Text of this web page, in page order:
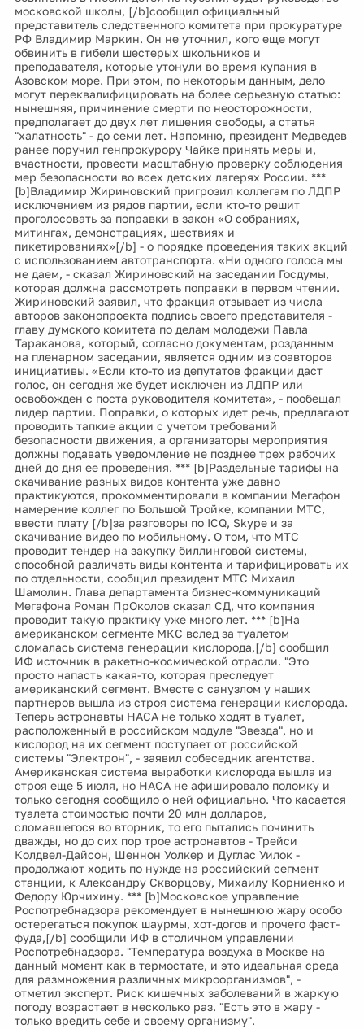
московской школы, [/b]сообщил официальный
представитель следственного комитета при прокуратуре
РФ Владимир Маркин. Он не уточнил, кого еще могут
обвинить в гибели шестерых школьников и
преподавателя, которые утонули во время купания в
Азовском море. При этом, по некоторым данным, дело
могут переквалифицировать на более серьезную статью:
нынешняя, причинение смерти по неосторожности,
предполагает до двух лет лишения свободы, а статья
"халатность" - до семи лет. Напомню, президент Медведев
ранее поручил генпрокурору Чайке принять меры и,
вчастности, провести масштабную проверку соблюдения
мер безопасности во всех детских лагерях России. ***
[b]Владимир Жириновский пригрозил коллегам по ЛДПР
исключением из рядов партии, если кто-то решит
проголосовать за поправки в закон «О собраниях,
митингах, демонстрациях, шествиях и
пикетированиях»[/b] - о порядке проведения таких акций
с использованием автотранспорта. «Ни одного голоса мы
не даем, - сказал Жириновский на заседании Госдумы,
которая должна рассмотреть поправки в первом чтении.
Жириновский заявил, что фракция отзывает из числа
авторов законопроекта подпись своего представителя -
главу думского комитета по делам молодежи Павла
Тараканова, который, согласно документам, розданным
на пленарном заседании, является одним из соавторов
инициативы. «Если кто-то из депутатов фракции даст
голос, он сегодня же будет исключен из ЛДПР или
освобожден с поста руководителя комитета», - пообещал
лидер партии. Поправки, о которых идет речь, предлагают
проводить тапкие акции с учетом требований
безопасности движения, а организаторы мероприятия
должны подавать уведомление не позднее трех рабочих
дней до дня ее проведения. *** [b]Раздельные тарифы на
скачивание разных видов контента уже давно
практикуются, прокомментировали в компании Мегафон
намерение коллег по Большой Тройке, компании МТС,
ввести плату [/b]за разговоры по ICQ, Skype и за
скачивание видео по мобильному. О том, что МТС
проводит тендер на закупку биллинговой системы,
способной различать виды контента и тарифицировать их
по отдельности, сообщил президент МТС Михаил
Шамолин. Глава департамента бизнес-коммуникаций
Мегафона Роман ПрОколов сказал СД, что компания
проводит такую практику уже много лет. *** [b]На
американском сегменте МКС вслед за туалетом
сломалась система генерации кислорода,[/b] сообщил
ИФ источник в ракетно-космической отрасли. "Это
просто напасть какая-то, которая преследует
американский сегмент. Вместе с санузлом у наших
партнеров вышла из строя система генерации кислорода.
Теперь астронавты НАСА не только ходят в туалет,
расположенный в российском модуле "Звезда", но и
кислород на их сегмент поступает от российской
системы "Электрон", - заявил собеседник агентства.
Американская система выработки кислорода вышла из
строя еще 5 июля, но НАСА не афишировало поломку и
только сегодня сообщило о ней официально. Что касается
туалета стоимостью почти 20 млн долларов,
сломавшегося во вторник, то его пытались починить
дважды, но до сих пор трое астронавтов - Трейси
Колдвел-Дайсон, Шеннон Уолкер и Дуглас Уилок -
продолжают ходить по нужде на российский сегмент
станции, к Александру Скворцову, Михаилу Корниенко и
Федору Юрчихину. *** [b]Московское управление
Роспотребнадзора рекомендует в нынешнюю жару особо
остерегаться покупок шаурмы, хот-догов и прочего фаст-
фуда,[/b] сообщили ИФ в столичном управлении
Роспотребнадзора. "Температура воздуха в Москве на
данный момент как в термостате, и это идеальная среда
для размножения различных микроорганизмов", -
отметил эксперт. Риск кишечных заболеваний в жаркую
погоду возрастает в несколько раз. "Есть это в жару -
только вредить себе и своему организму".